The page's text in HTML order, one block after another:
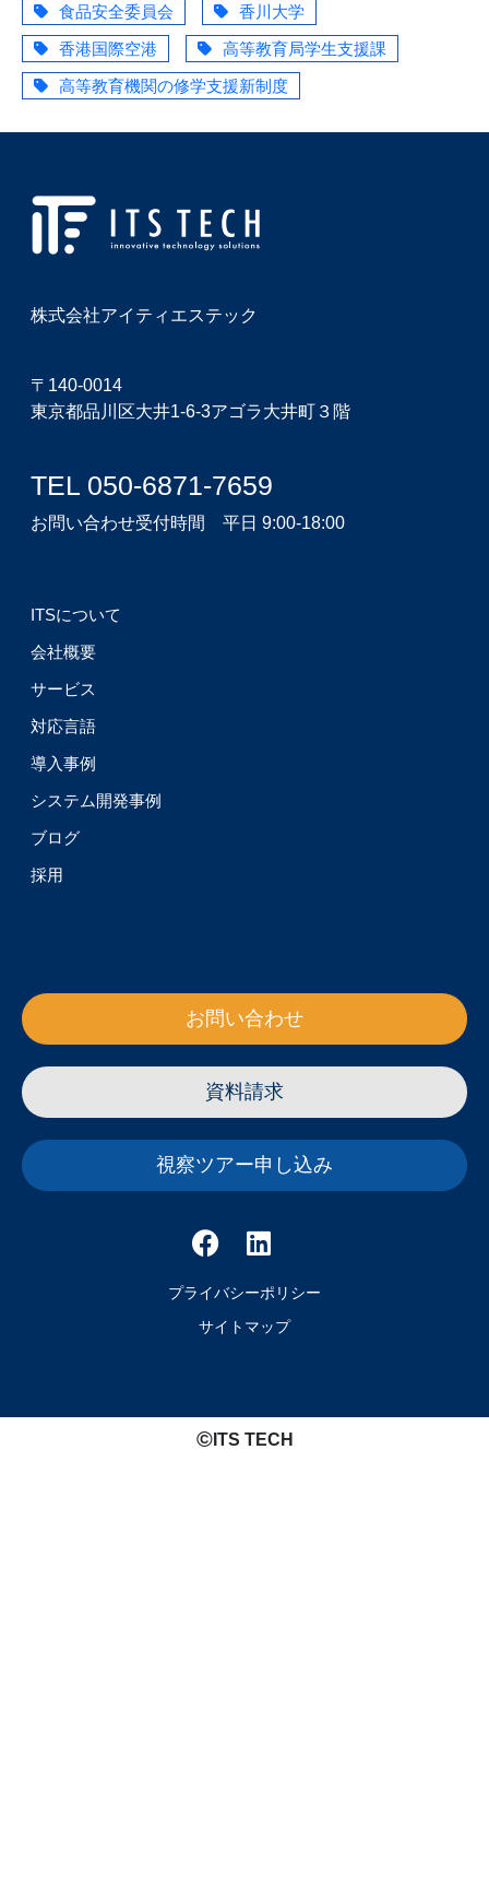
食品安全委員会
香川大学
香港国際空港
高等教育局学生支援課
高等教育機関の修学支援新制度
株式会社アイティエステック
〒140-0014
東京都品川区大井1-6-3アゴラ大井町３階
TEL 050-6871-7659
お問い合わせ受付時間 平日 9:00-18:00
ITSについて
会社概要
サービス
対応言語
導入事例
システム開発事例
ブログ
採用
お問い合わせ
資料請求
視察ツアー申し込み
プライバシーポリシー
サイトマップ
©️ITS TECH